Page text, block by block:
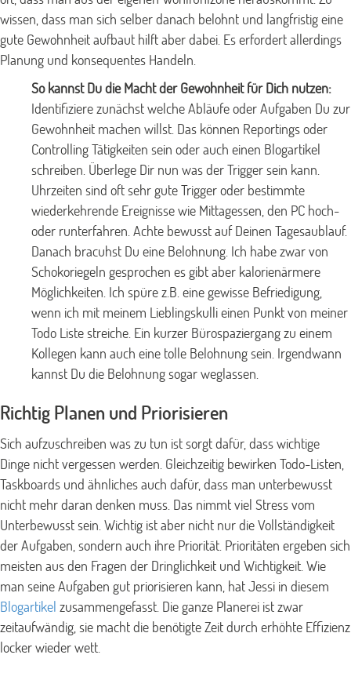
wissen, dass man sich selber danach belohnt und langfristig eine
gute Gewohnheit aufbaut hilft aber dabei. Es erfordert allerdings
Planung und konsequentes Handeln.
So kannst Du die Macht der Gewohnheit für Dich nutzen:
Identifiziere zunächst welche Abläufe oder Aufgaben Du zur
Gewohnheit machen willst. Das können Reportings oder
Controlling Tätigkeiten sein oder auch einen Blogartikel
schreiben. Überlege Dir nun was der Trigger sein kann.
Uhrzeiten sind oft sehr gute Trigger oder bestimmte
wiederkehrende Ereignisse wie Mittagessen, den PC hoch-
oder runterfahren. Achte bewusst auf Deinen Tagesaublauf.
Danach bracuhst Du eine Belohnung. Ich habe zwar von
Schokoriegeln gesprochen es gibt aber kalorienärmere
Möglichkeiten. Ich spüre z.B. eine gewisse Befriedigung,
wenn ich mit meinem Lieblingskulli einen Punkt von meiner
Todo Liste streiche. Ein kurzer Bürospaziergang zu einem
Kollegen kann auch eine tolle Belohnung sein. Irgendwann
kannst Du die Belohnung sogar weglassen.
Richtig Planen und Priorisieren
Sich aufzuschreiben was zu tun ist sorgt dafür, dass wichtige
Dinge nicht vergessen werden. Gleichzeitig bewirken Todo-Listen,
Taskboards und ähnliches auch dafür, dass man unterbewusst
nicht mehr daran denken muss. Das nimmt viel Stress vom
Unterbewusst sein. Wichtig ist aber nicht nur die Vollständigkeit
der Aufgaben, sondern auch ihre Priorität. Prioritäten ergeben sich
meisten aus den Fragen der Dringlichkeit und Wichtigkeit. Wie
man seine Aufgaben gut priorisieren kann, hat Jessi in diesem
Blogartikel zusammengefasst. Die ganze Planerei ist zwar
zeitaufwändig, sie macht die benötigte Zeit durch erhöhte Effizienz
locker wieder wett.